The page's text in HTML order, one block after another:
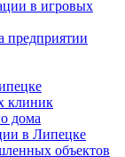
в игровых
предприятии
клиник
дома
в Липецке
объектов